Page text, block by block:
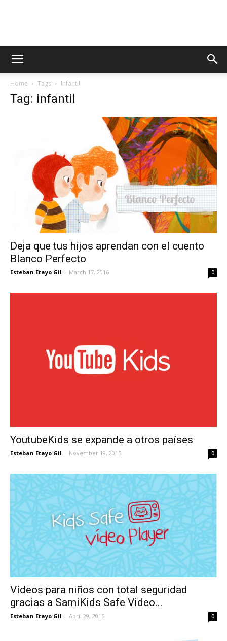
AppsTonic
Home Tags Infantil
Tag: infantil
Deja que tus hijos aprendan con el cuento
Blanco Perfecto
Esteban Etayo Gil - March 17, 2016 0
YoutubeKids se expande a otros países
Esteban Etayo Gil - November 19, 2015 0
Vídeos para niños con total seguridad
gracias a SamiKids Safe Video...
Esteban Etayo Gil - April 29, 2015 0